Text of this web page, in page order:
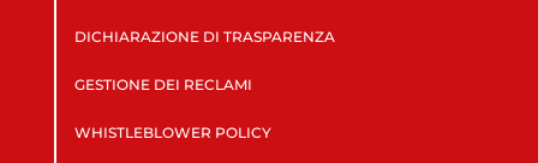
DICHIARAZIONE DI TRASPARENZA
GESTIONE DEI RECLAMI
WHISTLEBLOWER POLICY